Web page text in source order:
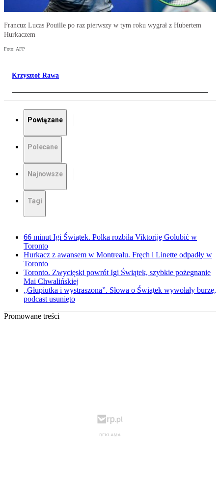
Francuz Lucas Pouille po raz pierwszy w tym roku wygrał z Hubertem
Hurkaczem
Foto: AFP
Krzysztof Rawa
Powiązane
Polecane
Najnowsze
Tagi
66 minut Igi Świątek. Polka rozbiła Viktoriję Golubić w
Toronto
Hurkacz z awansem w Montrealu. Fręch i Linette odpadły w
Toronto
Toronto. Zwycięski powrót Igi Świątek, szybkie pożegnanie
Mai Chwalińskiej
„Głupiutka i wystraszona”. Słowa o Świątek wywołały burzę,
podcast usunięto
Promowane treści